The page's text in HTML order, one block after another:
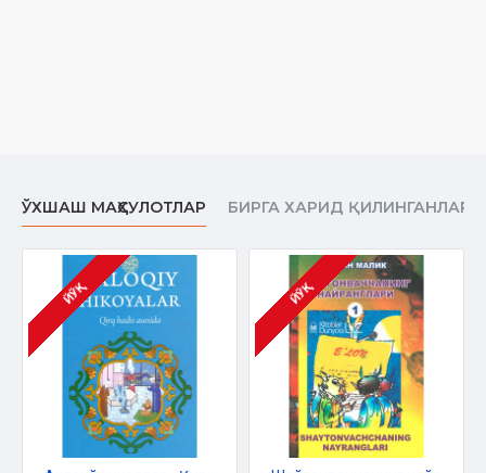
ЎХШАШ МАҲСУЛОТЛАР БИРГА ХАРИД ҚИЛИНГАНЛАР
ЙЎҚ ЙЎҚ